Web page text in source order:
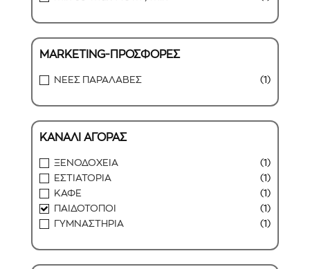
MARKETING-ΠΡΟΣΦΟΡΕΣ
ΝΕΕΣ ΠΑΡΑΛΑΒΕΣ (1)
ΚΑΝΑΛΙ ΑΓΟΡΑΣ
ΞΕΝΟΔΟΧΕΙΑ
(1)
ΕΣΤΙΑΤΟΡΙΑ
(1)
ΚΑΦE
(1)
ΠΑΙΔΟΤΟΠΟΙ
(1)
ΓΥΜΝΑΣΤΗΡΙΑ
(1)